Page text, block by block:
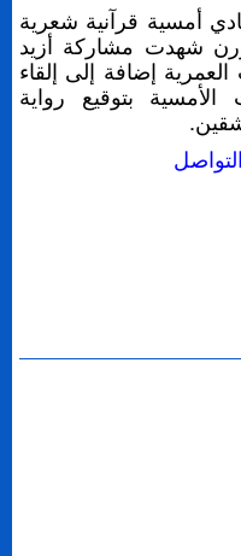
أمسية قرآنية شعرية
شهدت مشاركة أزيد
العمرية إضافة إلى إلقاء
بتوقيع رواية